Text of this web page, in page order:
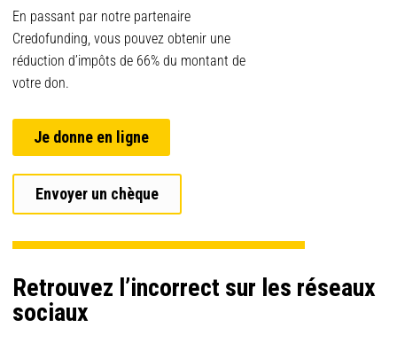
En passant par notre partenaire
Credofunding, vous pouvez obtenir une
réduction d’impôts de 66% du montant de
votre don.
Je donne en ligne
Envoyer un chèque
Retrouvez l’incorrect sur les réseaux
sociaux